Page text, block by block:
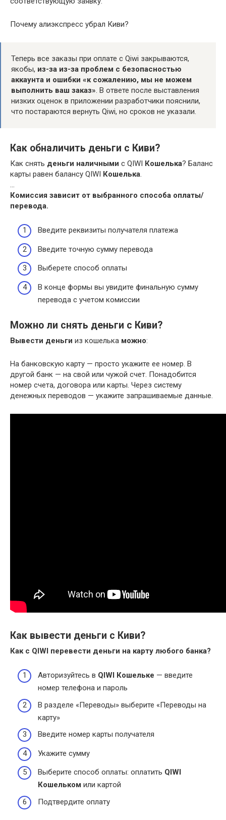
Почему алиэкспресс убрал Киви?
Теперь все заказы при оплате с Qiwi закрываются,
якобы, из-за из-за проблем с безопасностью
аккаунта и ошибки «к сожалению, мы не можем
выполнить ваш заказ». В ответе после выставления
низких оценок в приложении разработчики пояснили,
что постараются вернуть Qiwi, но сроков не указали.
Как обналичить деньги с Киви?
Как снять деньги наличными с QIWI Кошелька? Баланс
карты равен балансу QIWI Кошелька.
…
Комиссия зависит от выбранного способа оплаты/
перевода.
Введите реквизиты получателя платежа
Введите точную сумму перевода
Выберете способ оплаты
В конце формы вы увидите финальную сумму
перевода с учетом комиссии
Можно ли снять деньги с Киви?
Вывести деньги из кошелька можно:
На банковскую карту — просто укажите ее номер. В
другой банк — на свой или чужой счет. Понадобится
номер счета, договора или карты. Через систему
денежных переводов — укажите запрашиваемые данные.
Как вывести деньги с Киви?
Как с QIWI перевести деньги на карту любого банка?
Авторизуйтесь в QIWI Кошельке — введите
номер телефона и пароль
В разделе «Переводы» выберите «Переводы на
карту»
Введите номер карты получателя
Укажите сумму
Выберите способ оплаты: оплатить QIWI
Кошельком или картой
Подтвердите оплату